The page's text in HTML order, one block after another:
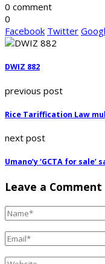
0 comment
0
Facebook Twitter
DWIZ 882
previous post
Rice Tariffication Law
next post
Umano’y ‘GCTA for
Leave a Comment